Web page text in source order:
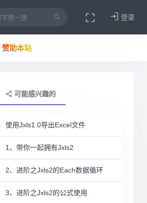
登录
赞助本站
可能感兴趣的
使用Jxls1.0导出Excel文件
1、带你一起拥有Jxls2
2、进阶之Jxls2的Each数据循环
3、进阶之Jxls2的公式使用